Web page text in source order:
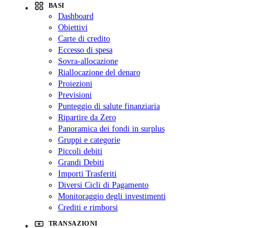
BASI
Dashboard
Obiettivi
Carte di credito
Eccesso di spesa
Sovra-allocazione
Riallocazione del denaro
Proiezioni
Previsioni
Punteggio di salute finanziaria
Ripartire da Zero
Panoramica dei fondi in surplus
Gruppi e categorie
Piccoli debiti
Grandi Debiti
Importi Trasferiti
Diversi Cicli di Pagamento
Monitoraggio degli investimenti
Crediti e rimborsi
TRANSAZIONI